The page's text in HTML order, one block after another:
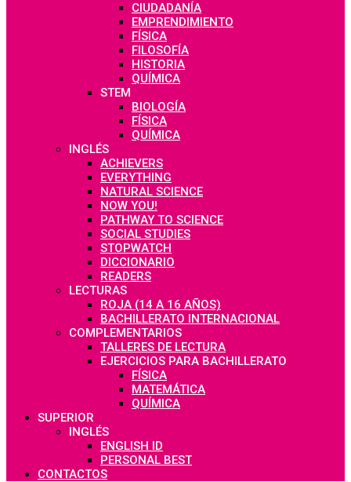
CIUDADANÍA
EMPRENDIMIENTO
FÍSICA
FILOSOFÍA
HISTORIA
QUÍMICA
STEM
BIOLOGÍA
FÍSICA
QUÍMICA
INGLÉS
ACHIEVERS
EVERYTHING
NATURAL SCIENCE
NOW YOU!
PATHWAY TO SCIENCE
SOCIAL STUDIES
STOPWATCH
DICCIONARIO
READERS
LECTURAS
ROJA (14 A 16 AÑOS)
BACHILLERATO INTERNACIONAL
COMPLEMENTARIOS
TALLERES DE LECTURA
EJERCICIOS PARA BACHILLERATO
FÍSICA
MATEMÁTICA
QUÍMICA
SUPERIOR
INGLÉS
ENGLISH ID
PERSONAL BEST
CONTACTOS